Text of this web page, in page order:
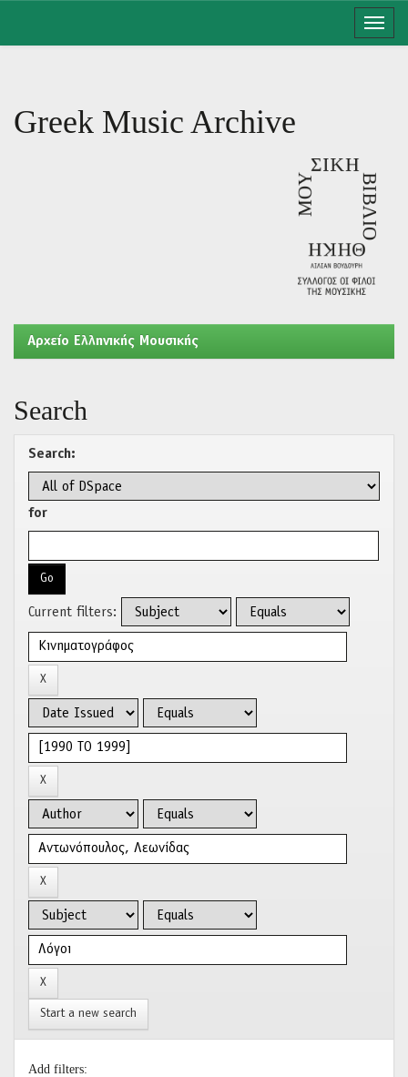
Greek Music Archive
Aρχείο Ελληνικής Μουσικής
Search
Search:
for
Current filters:
Start a new search
Add filters: